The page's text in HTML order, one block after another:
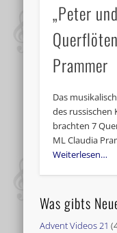
„Peter
Prammer
Das
des russischen
brachten 7
ML Claudia
Weiterlesen…
Was gibts
Advent Videos 21